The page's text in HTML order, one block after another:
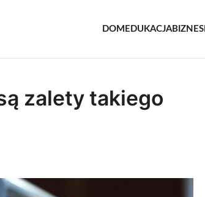
DOM EDUKACJA BIZNES
zalety takiego